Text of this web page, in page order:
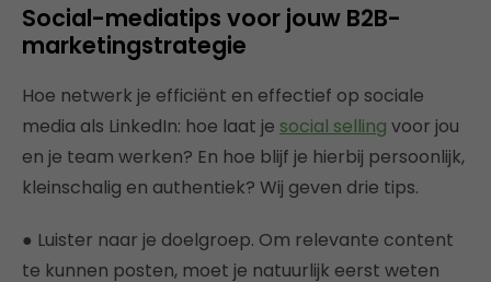
Social-mediatips voor jouw B2B-
marketingstrategie
Hoe netwerk je efficiënt en effectief op sociale
media als LinkedIn: hoe laat je social selling voor jou
en je team werken? En hoe blijf je hierbij persoonlijk,
kleinschalig en authentiek? Wij geven drie tips.
● Luister naar je doelgroep. Om relevante content
te kunnen posten, moet je natuurlijk eerst weten